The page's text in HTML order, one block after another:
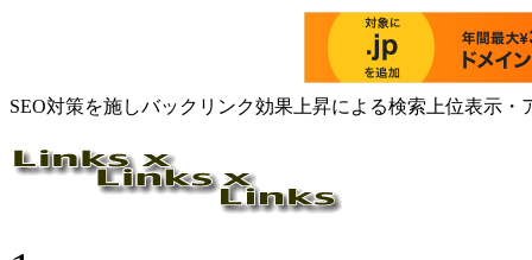
SEO対策を施しバックリンク効果上昇による検索上位表示